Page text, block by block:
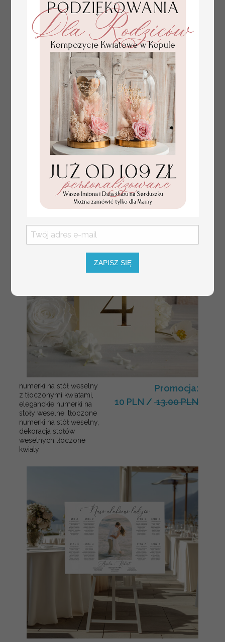
tłoczone winietki ślubne,
ślubne wizytówki winietki
na stół weselny, złote
lub srebrne napisy
tłoczone kwiaty na
winietkach ślubnych
Promocja:
2.4 PLN/ 3.00 PLN
numerki na stół weselny
z tłoczonymi kwiatami,
eleganckie numerki na
stoły weselne, tłoczone
numerki na stół weselny,
dekoracja stołów
weselnych tłoczone
kwiaty
Promocja:
10 PLN / 13.00 PLN
ZAPISZ SIĘ